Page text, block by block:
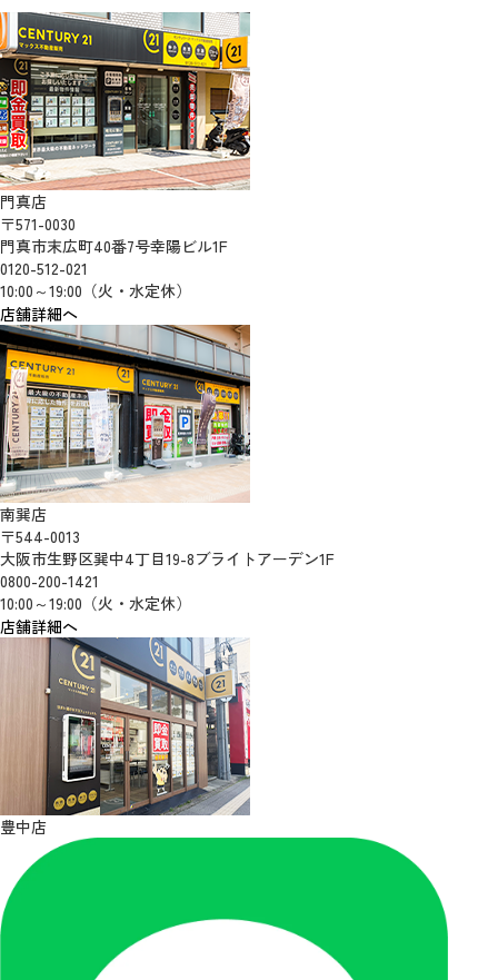
門真店
〒571-0030
門真市末広町40番7号幸陽ビル1F
0120-512-021
10:00～19:00（火・水定休）
店舗詳細へ
南巽店
〒544-0013
大阪市生野区巽中4丁目19-8ブライトアーデン1F
0800-200-1421
10:00～19:00（火・水定休）
店舗詳細へ
豊中店